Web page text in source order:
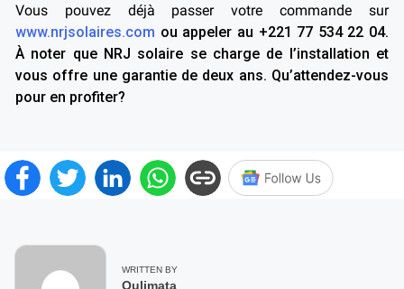
Vous pouvez déjà passer votre commande sur
www.nrjsolaires.com ou appeler au +221 77 534 22 04.
À noter que NRJ solaire se charge de l’installation et
vous offre une garantie de deux ans. Qu’attendez-vous
pour en profiter?
WRITTEN BY
Oulimata